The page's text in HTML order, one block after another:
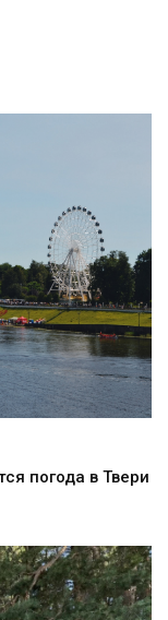
погода в Твери